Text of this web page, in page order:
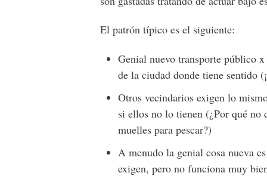
El patrón típico es el siguiente:
Genial nuevo transporte público
de la ciudad donde tiene sentido
Otros vecindarios exigen lo
si ellos no lo tienen (¿Por qué no
muelles para pescar?)
A menudo la genial cosa nueva
exigen, pero no funciona muy